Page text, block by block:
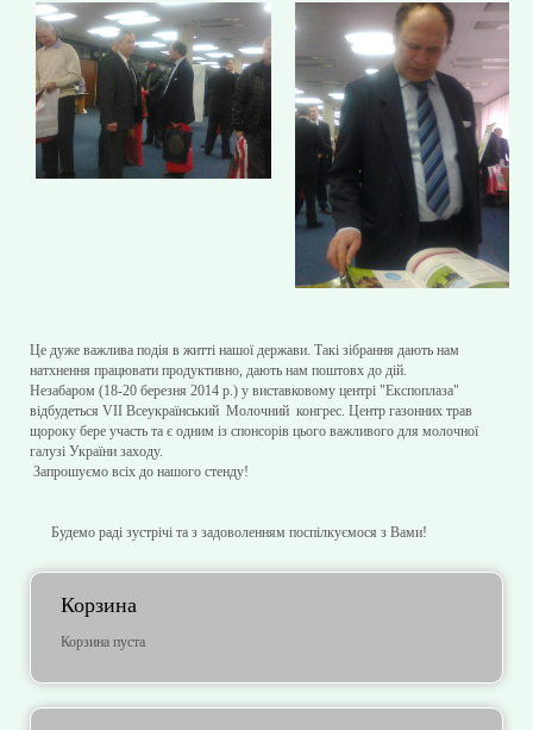
Це дуже важлива подія в житті нашої держави. Такі зібрання дають нам
натхнення працювати продуктивно, дають нам поштовх до дій.
Незабаром (18-20 березня 2014 р.) у виставковому центрі "Експоплаза"
відбудеться VII Всеукраїнський Молочний конгрес. Центр газонних трав
щороку бере участь та є одним із спонсорів цього важливого для молочної
галузі України заходу.
Запрошуємо всіх до нашого стенду!
Будемо раді зустрічі та з задоволенням поспілкуємося з Вами!
Корзина
Корзина пуста